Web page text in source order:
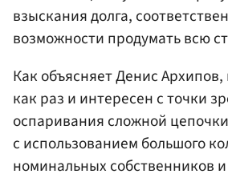
взыскания долга,
возможности продумать всю
Как объясняет Денис Архипов,
как раз и интересен с точки
оспаривания сложной
с использованием большого
номинальных собственников